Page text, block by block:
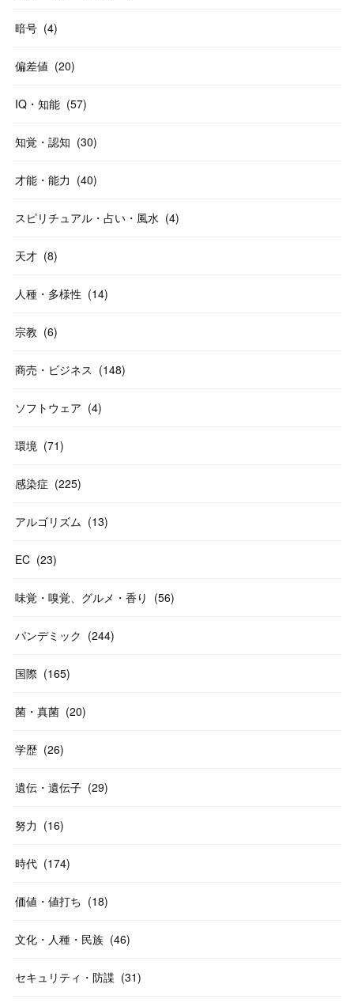
暗号 (4)
偏差値 (20)
IQ・知能 (57)
知覚・認知 (30)
才能・能力 (40)
スピリチュアル・占い・風水 (4)
天才 (8)
人種・多様性 (14)
宗教 (6)
商売・ビジネス (148)
ソフトウェア (4)
環境 (71)
感染症 (225)
アルゴリズム (13)
EC (23)
味覚・嗅覚、グルメ・香り (56)
パンデミック (244)
国際 (165)
菌・真菌 (20)
学歴 (26)
遺伝・遺伝子 (29)
努力 (16)
時代 (174)
価値・値打ち (18)
文化・人種・民族 (46)
セキュリティ・防諜 (31)